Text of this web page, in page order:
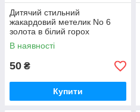
Дитячий стильний
жакардовий метелик No 6
золота в білий горох
В наявності
50 ₴
Купити